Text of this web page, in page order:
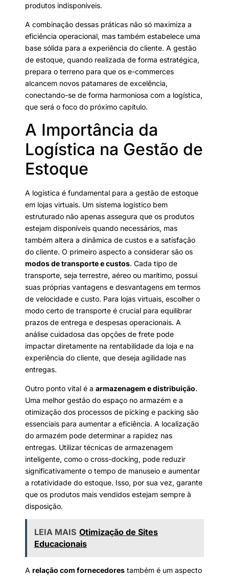
produtos indisponíveis.
A combinação dessas práticas não só maximiza a
eficiência operacional, mas também estabelece uma
base sólida para a experiência do cliente. A gestão
de estoque, quando realizada de forma estratégica,
prepara o terreno para que os e-commerces
alcancem novos patamares de excelência,
conectando-se de forma harmoniosa com a logística,
que será o foco do próximo capítulo.
A Importância da
Logística na Gestão de
Estoque
A logística é fundamental para a gestão de estoque
em lojas virtuais. Um sistema logístico bem
estruturado não apenas assegura que os produtos
estejam disponíveis quando necessários, mas
também altera a dinâmica de custos e a satisfação
do cliente. O primeiro aspecto a considerar são os
modos de transporte e custos. Cada tipo de
transporte, seja terrestre, aéreo ou marítimo, possui
suas próprias vantagens e desvantagens em termos
de velocidade e custo. Para lojas virtuais, escolher o
modo certo de transporte é crucial para equilibrar
prazos de entrega e despesas operacionais. A
análise cuidadosa das opções de frete pode
impactar diretamente na rentabilidade da loja e na
experiência do cliente, que deseja agilidade nas
entregas.
Outro ponto vital é a armazenagem e distribuição.
Uma melhor gestão do espaço no armazém e a
otimização dos processos de picking e packing são
essenciais para aumentar a eficiência. A localização
do armazém pode determinar a rapidez nas
entregas. Utilizar técnicas de armazenagem
inteligente, como o cross-docking, pode reduzir
significativamente o tempo de manuseio e aumentar
a rotatividade do estoque. Isso, por sua vez, garante
que os produtos mais vendidos estejam sempre à
disposição.
LEIA MAIS Otimização de Sites
Educacionais
A relação com fornecedores também é um aspecto